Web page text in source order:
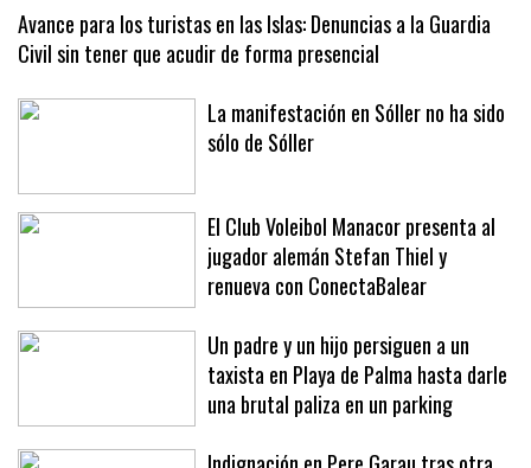
núcleo de Son Vida
Avance para los turistas en las Islas: Denuncias a la Guardia
Civil sin tener que acudir de forma presencial
La manifestación en Sóller no ha sido
El Club Voleibol Manacor presenta al
jugador alemán Stefan Thiel y
renueva con ConectaBalear
Un padre y un hijo persiguen a un
taxista en Playa de Palma hasta darle
una brutal paliza en un parking